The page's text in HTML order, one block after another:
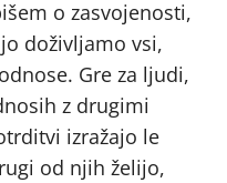
o zasvojenosti,
doživljamo vsi,
Gre za ljudi,
z drugimi
izražajo le
od njih želijo,